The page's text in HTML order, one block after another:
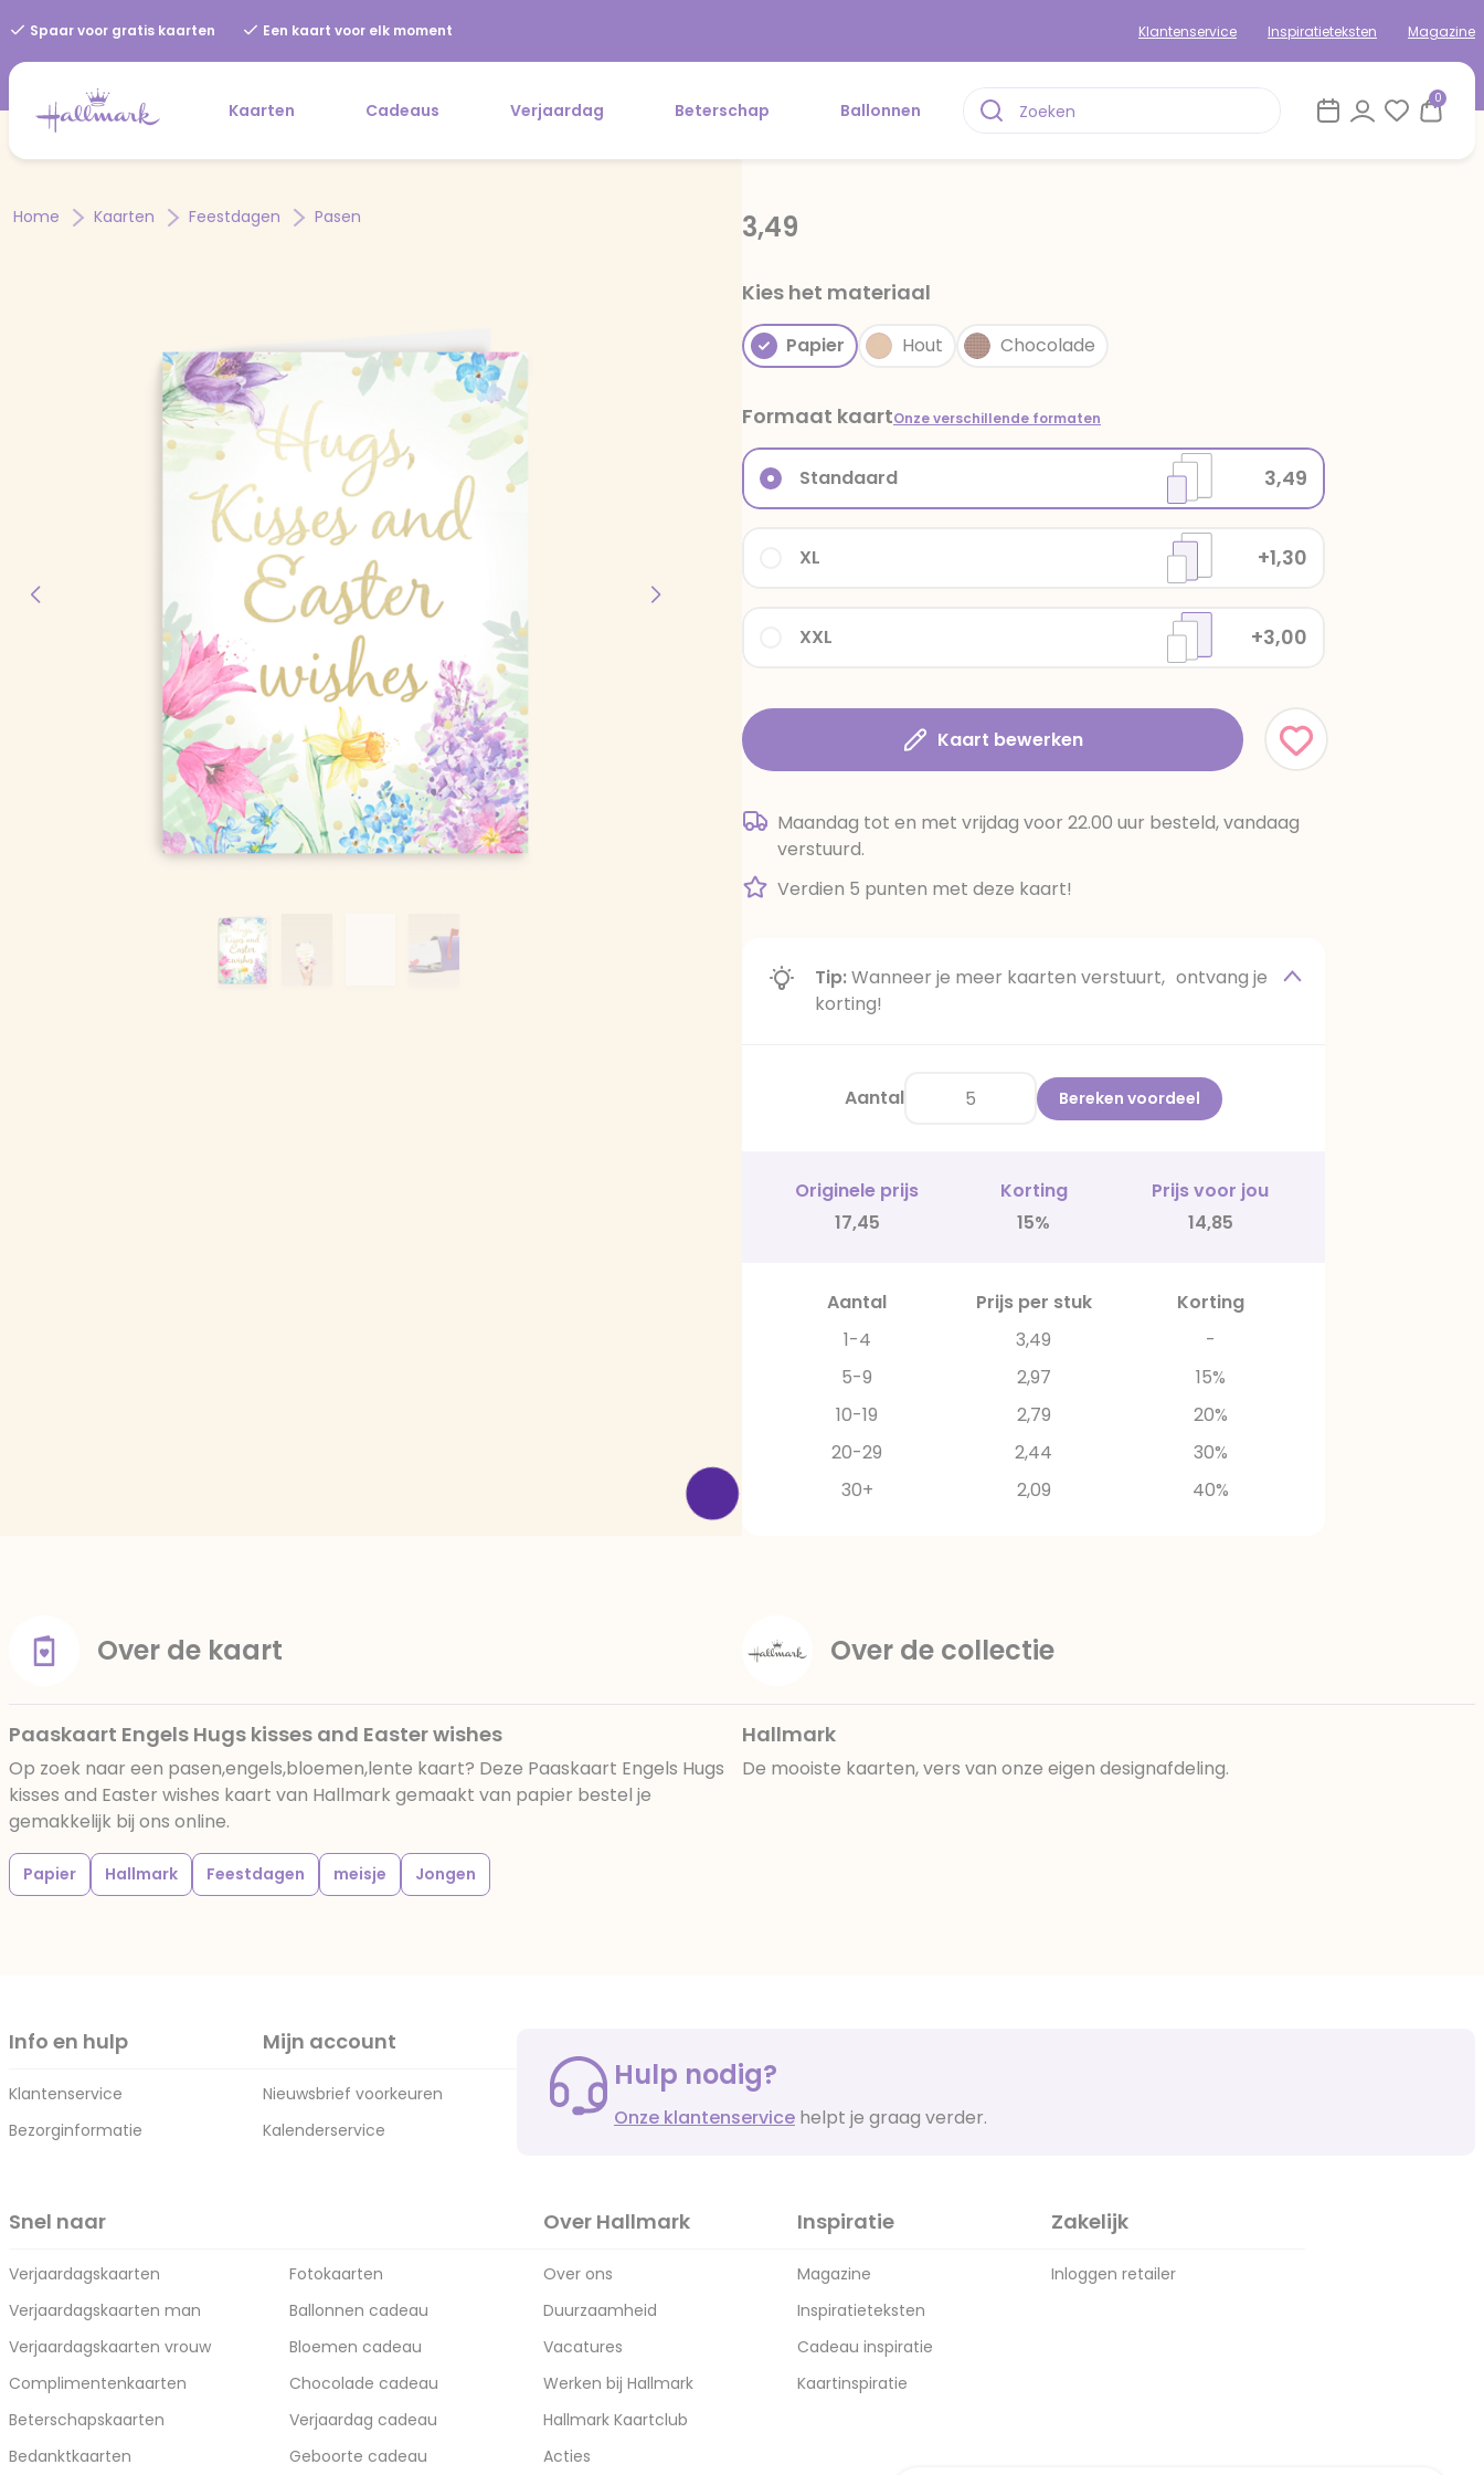
Spaar voor gratis kaarten Een kaart voor elk moment Klantenservice Inspiratieteksten Magazine
Kaarten Cadeaus Verjaardag Beterschap Ballonnen
0
Home Kaarten Feestdagen Pasen 3,49
Kies het materiaal
Papier Hout Chocolade
Formaat kaartOnze verschillende formaten
XXL +3,00
XL +1,30
Standaard 3,49
Kaart bewerken
Maandag tot en met vrijdag voor 22.00 uur besteld, vandaag
verstuurd.
Verdien 5 punten met deze kaart!
Tip:Wanneer je meer kaarten verstuurt, ontvang je
korting!
Aantal Bereken voordeel
Originele prijs Korting
Prijs voor jou
17,45
15% 14,85
Aantal Prijs per stuk
Korting
1-4
3,49
-
5-9
2,97
15%
10-19
2,79
20%
20-29
2,44
30%
30+
2,09 40%
Over de kaart
Paaskaart Engels Hugs kisses and Easter wishes
Op zoek naar een pasen,engels,bloemen,lente kaart? Deze Paaskaart Engels Hugs
kisses and Easter wishes kaart van Hallmark gemaakt van papier bestel je
gemakkelijk bij ons online.
Papier Hallmark Feestdagen meisje Jongen
Over de collectie
Hallmark
De mooiste kaarten, vers van onze eigen designafdeling.
Info en hulp
Klantenservice
Bezorginformatie
Mijn account
Nieuwsbrief voorkeuren
Kalenderservice
Hulp nodig?
Onze klantenservice helpt je graag verder.
Snel naar
Verjaardagskaarten
Verjaardagskaarten man
Verjaardagskaarten vrouw
Complimentenkaarten
Beterschapskaarten
Bedanktkaarten
Fotokaarten
Ballonnen cadeau
Bloemen cadeau
Chocolade cadeau
Verjaardag cadeau
Geboorte cadeau
Over Hallmark
Over ons
Duurzaamheid
Vacatures
Werken bij Hallmark
Hallmark Kaartclub
Acties
Inspiratie
Magazine
Inspiratieteksten
Cadeau inspiratie
Kaartinspiratie
Zakelijk
Inloggen retailer